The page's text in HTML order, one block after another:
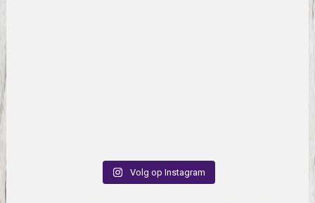
Volg op Instagram